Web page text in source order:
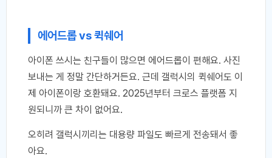
에어드롭 vs 퀵쉐어
아이폰 쓰시는 친구들이 많으면 에어드롭이 편해요. 사진
보내는 게 정말 간단하거든요. 근데 갤럭시의 퀵쉐어도 이
제 아이폰이랑 호환돼요. 2025년부터 크로스 플랫폼 지
원되니까 큰 차이 없어요.
오히려 갤럭시끼리는 대용량 파일도 빠르게 전송돼서 좋
아요.